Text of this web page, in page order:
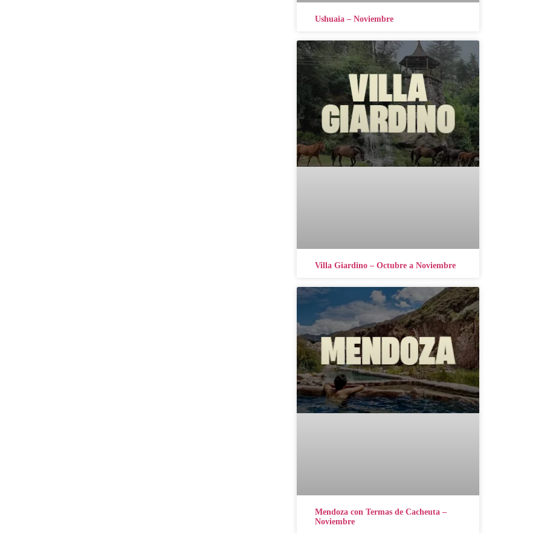
Ushuaia – Noviembre
Villa Giardino – Octubre a Noviembre
Mendoza con Termas de Cacheuta –
Noviembre